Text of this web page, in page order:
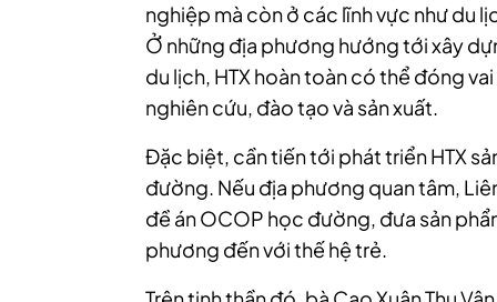
nghiệp mà còn ở các lĩnh vực như du
Ở những địa phương hướng tới xây
du lịch, HTX hoàn toàn có thể đóng
nghiên cứu, đào tạo và sản xuất.
Đặc biệt, cần tiến tới phát triển HTX
đường. Nếu địa phương quan tâm,
đề án OCOP học đường, đưa sản
phương đến với thế hệ trẻ.